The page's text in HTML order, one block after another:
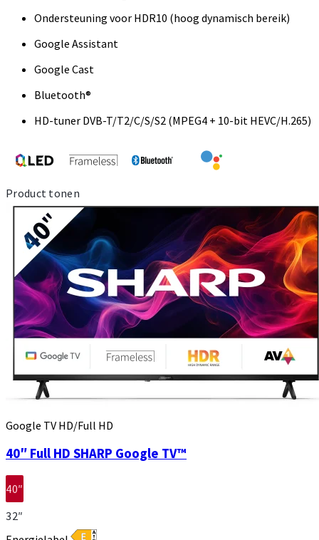
Ondersteuning voor HDR10 (hoog dynamisch bereik)
Google Assistant
Google Cast
Bluetooth®
HD-tuner DVB-T/T2/C/S/S2 (MPEG4 + 10-bit HEVC/H.265)
Product tonen
Google TV HD/Full HD
40″ Full HD SHARP Google TV™
40″
32″